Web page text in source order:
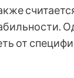
от